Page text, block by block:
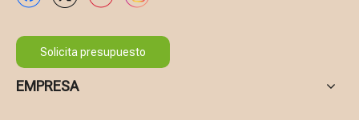
Solicita presupuesto
EMPRESA